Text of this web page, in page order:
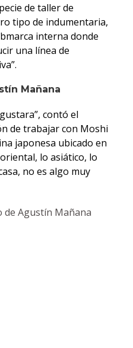
de taller de
tipo de indumentaria,
interna donde
una línea de
Mañana
contó el
de trabajar con Moshi
japonesa ubicado en
lo asiático, lo
no es algo muy